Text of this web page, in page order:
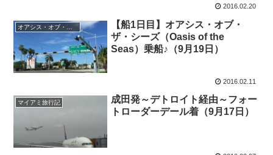
2016.02.20
【船1日目】オアシス・オブ・
ザ・シーズ（Oasis of the
Seas）乗船♪（9月19日）
2016.02.11
マイアミ旅行記
成田発～デトロイト経由～フォー
トローダーデール着（9月17日）